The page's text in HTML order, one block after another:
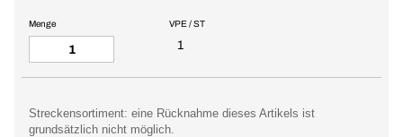
VPE / ST
1
Menge
Streckensortiment: eine Rücknahme dieses Artikels ist
grundsätzlich nicht möglich.